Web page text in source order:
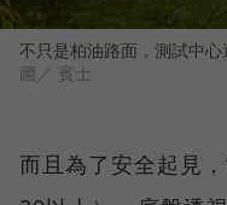
不只是柏油路面，測試中心
圖／ 賓士
而且為了安全起見